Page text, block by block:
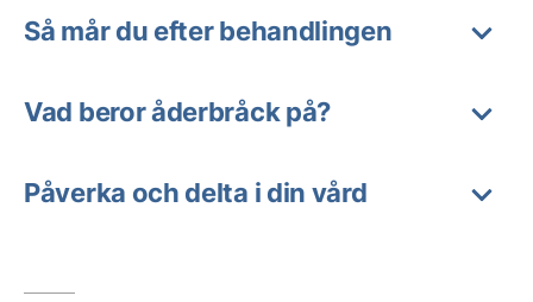
Så mår du efter behandlingen
Vad beror åderbråck på?
Påverka och delta i din vård